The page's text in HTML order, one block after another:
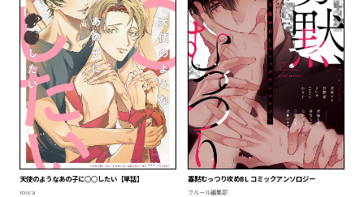
天使のようなあの子に○○したい【単話】
rosca
寡黙むっつり攻めBL コミックアンソロジー
フルール編集部